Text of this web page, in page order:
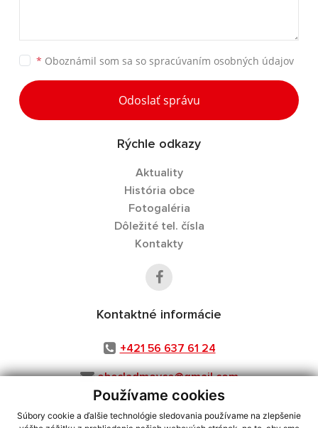
Používame cookies
Súbory cookie a ďalšie technológie sledovania používame na zlepšenie
* Oboznámil som sa so spracúvaním osobných údajov
Odoslať správu
Rýchle odkazy
Aktuality
História obce
Fotogaléria
Dôležité tel. čísla
Kontakty
Kontaktné informácie
+421 56 637 61 24
obecladmovce@gmail.com